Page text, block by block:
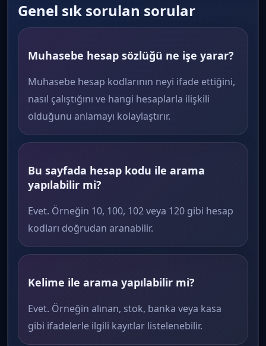
Genel sık sorulan sorular
Muhasebe hesap sözlüğü ne işe yarar?
Muhasebe hesap kodlarının neyi ifade ettiğini,
nasıl çalıştığını ve hangi hesaplarla ilişkili
olduğunu anlamayı kolaylaştırır.
Bu sayfada hesap kodu ile arama
yapılabilir mi?
Evet. Örneğin 10, 100, 102 veya 120 gibi hesap
kodları doğrudan aranabilir.
Kelime ile arama yapılabilir mi?
Evet. Örneğin alınan, stok, banka veya kasa
gibi ifadelerle ilgili kayıtlar listelenebilir.